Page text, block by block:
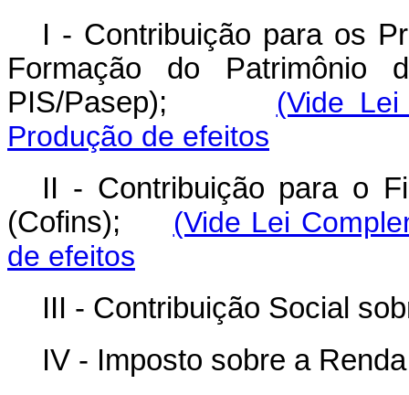
I - Contribuição para os
Formação do Patrimônio
PIS/Pasep); (Vide
Produção de efeitos
II - Contribuição para o
(Cofins); (Vide Lei
de efeitos
III - Contribuição Social
IV - Imposto sobre a